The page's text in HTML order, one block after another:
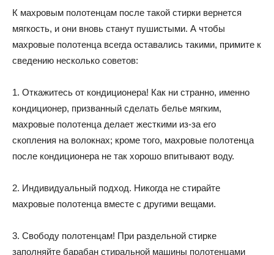
К махровым полотенцам после такой стирки вернется
мягкость, и они вновь станут пушистыми. А чтобы
махровые полотенца всегда оставались такими, примите к
сведению несколько советов:
1. Откажитесь от кондиционера! Как ни странно, именно
кондиционер, призванный сделать белье мягким,
махровые полотенца делает жесткими из-за его
скопления на волокнах; кроме того, махровые полотенца
после кондиционера не так хорошо впитывают воду.
2. Индивидуальный подход. Никогда не стирайте
махровые полотенца вместе с другими вещами.
3. Свободу полотенцам! При раздельной стирке
заполняйте барабан стиральной машины полотенцами